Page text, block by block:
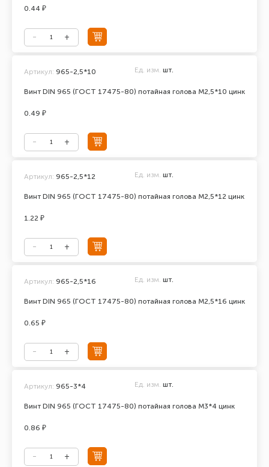
0.44 ₽
Винт DIN 965 (ГОСТ 17475-80) потайная голова М2,5*10 цинк
Артикул: 965-2,5*10 Ед. изм. шт.
0.49 ₽
Винт DIN 965 (ГОСТ 17475-80) потайная голова М2,5*12 цинк
Артикул: 965-2,5*12 Ед. изм. шт.
1.22 ₽
Винт DIN 965 (ГОСТ 17475-80) потайная голова М2,5*16 цинк
Артикул: 965-2,5*16 Ед. изм. шт.
0.65 ₽
Винт DIN 965 (ГОСТ 17475-80) потайная голова М3*4 цинк
Артикул: 965-3*4 Ед. изм. шт.
0.86 ₽